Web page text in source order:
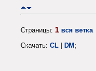
Страницы: 1 вся ветка
Скачать: CL | DM;